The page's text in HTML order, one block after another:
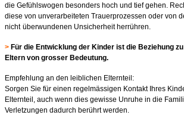
die Gefühlswogen besonders hoch und tief gehen.
diese von unverarbeiteten Trauerprozessen oder von
nicht überwundenen Unsicherheit herrühren.
> Für die Entwicklung der Kinder ist die Beziehung
Eltern von grosser Bedeutung.
Empfehlung an den leiblichen Elternteil:
Sorgen Sie für einen regelmässigen Kontakt Ihres
Elternteil, auch wenn dies gewisse Unruhe in die
Verletzungen dadurch berührt werden.